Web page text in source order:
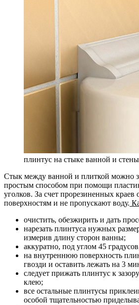
плинтус на стыке ванной и стены
Стык между ванной и плиткой можно
простым способом при помощи
уголков. За счет прорезиненных
поверхностям и не пропускают воду.
очистить, обезжирить и дать
нарезать плинтуса нужных
измерив длину сторон ванны;
аккуратно, под углом 45
на внутреннюю поверхность
гвозди и оставить лежать на 3
следует прижать плинтус к
клею;
все остальные плинтусы
особой тщательностью